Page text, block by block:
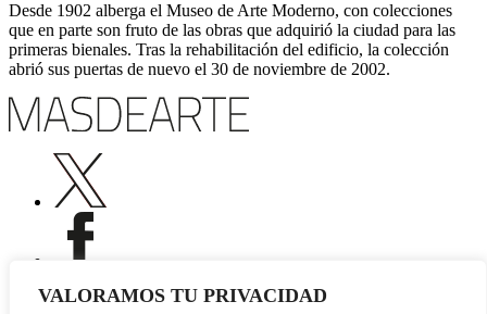
VALORAMOS TU PRIVACIDAD
Desde 1902 alberga el Museo de Arte Moderno, con colecciones
que en parte son fruto de las obras que adquirió la ciudad para las
primeras bienales. Tras la rehabilitación del edificio, la colección
abrió sus puertas de nuevo el 30 de noviembre de 2002.